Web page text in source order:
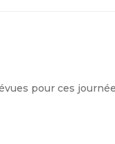
pour ces